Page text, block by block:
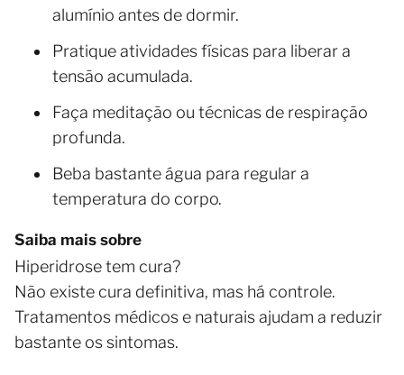
alumínio antes de dormir.
Pratique atividades físicas para liberar a
tensão acumulada.
Faça meditação ou técnicas de respiração
profunda.
Beba bastante água para regular a
temperatura do corpo.
Saiba mais sobre
Hiperidrose tem cura?
Não existe cura definitiva, mas há controle.
Tratamentos médicos e naturais ajudam a reduzir
bastante os sintomas.